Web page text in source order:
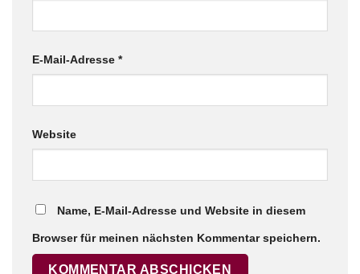
E-Mail-Adresse *
Website
Name, E-Mail-Adresse und Website in diesem
Browser für meinen nächsten Kommentar speichern.